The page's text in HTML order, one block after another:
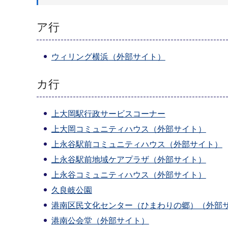
ア行
ウィリング横浜（外部サイト）
カ行
上大岡駅行政サービスコーナー
上大岡コミュニティハウス（外部サイト）
上永谷駅前コミュニティハウス（外部サイト）
上永谷駅前地域ケアプラザ（外部サイト）
上永谷コミュニティハウス（外部サイト）
久良岐公園
港南区民文化センター（ひまわりの郷）（外部
港南公会堂（外部サイト）